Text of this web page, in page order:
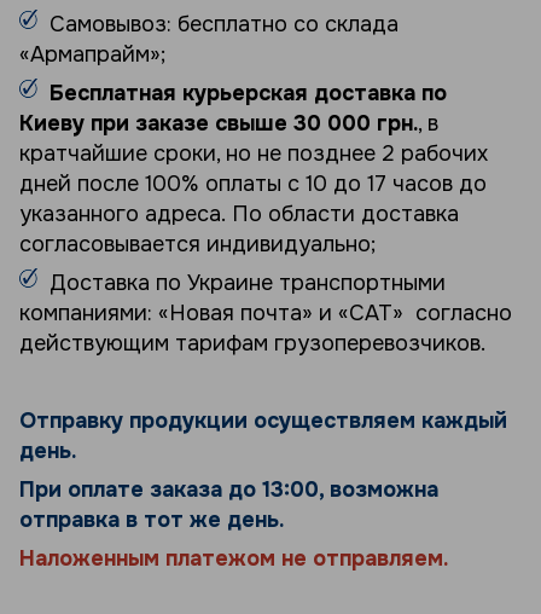
Самовывоз: бесплатно со склада
«Армапрайм»;
Бесплатная курьерская доставка по
Киеву при заказе свыше 30 000 грн., в
кратчайшие сроки, но не позднее 2 рабочих
дней после 100% оплаты с 10 до 17 часов до
указанного адреса. По области доставка
согласовывается индивидуально;
Доставка по Украине транспортными
компаниями: «Новая почта» и «САТ» согласно
действующим тарифам грузоперевозчиков.
Отправку продукции осуществляем каждый
день.
При оплате заказа до 13:00, возможна
отправка в тот же день.
Наложенным платежом не отправляем.